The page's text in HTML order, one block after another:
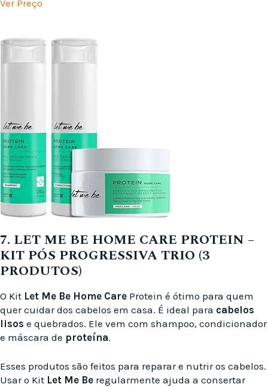
Ver Preço
7. LET ME BE HOME CARE PROTEIN –
KIT PÓS PROGRESSIVA TRIO (3
PRODUTOS)
O Kit Let Me Be Home Care Protein é ótimo para quem
quer cuidar dos cabelos em casa. É ideal para cabelos
lisos e quebrados. Ele vem com shampoo, condicionador
e máscara de proteína.
Esses produtos são feitos para reparar e nutrir os cabelos.
Usar o Kit Let Me Be regularmente ajuda a consertar